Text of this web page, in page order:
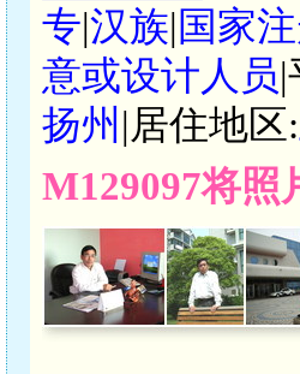
专|汉族| 国家
意或设计人员|
扬州 |居住地区:
M129097将照